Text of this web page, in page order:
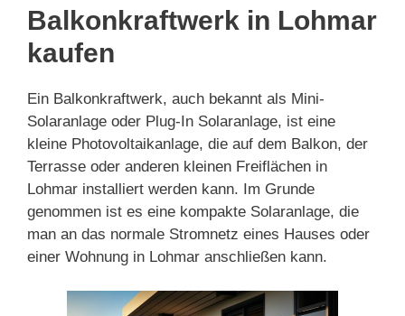
Balkonkraftwerk in Lohmar
kaufen
Ein Balkonkraftwerk, auch bekannt als Mini-
Solaranlage oder Plug-In Solaranlage, ist eine
kleine Photovoltaikanlage, die auf dem Balkon, der
Terrasse oder anderen kleinen Freiflächen in
Lohmar installiert werden kann. Im Grunde
genommen ist es eine kompakte Solaranlage, die
man an das normale Stromnetz eines Hauses oder
einer Wohnung in Lohmar anschließen kann.